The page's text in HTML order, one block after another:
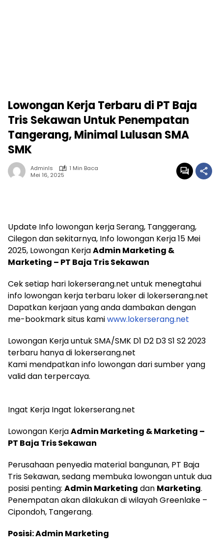
Lowongan Kerja Terbaru di PT Baja
Tris Sekawan Untuk Penempatan
Tangerang, Minimal Lulusan SMA
SMK
Adminls
1 Min Baca
Mei 16, 2025
Update Info lowongan kerja Serang, Tanggerang,
Cilegon dan sekitarnya, Info lowongan Kerja 15 Mei
2025, Lowongan KerjaAdmin Marketing &
Marketing – PT Baja Tris Sekawan
Cek setiap hari lokerserang.net untuk menegtahui
info lowongan kerja terbaru loker di lokerserang.net
Dapatkan kerjaan yang anda dambakan dengan
me-bookmark situs kamiwww.lokerserang.net
Lowongan Kerja untuk SMA/SMK D1 D2 D3 S1 S2 2023
terbaru hanya di lokerserang.net
Kami mendpatkan info lowongan dari sumber yang
valid dan terpercaya.
Ingat Kerja Ingat lokerserang.net
Lowongan KerjaAdmin Marketing & Marketing –
PT Baja Tris Sekawan
Perusahaan penyedia material bangunan, PT Baja
Tris Sekawan, sedang membuka lowongan untuk dua
posisi penting: Admin Marketing dan Marketing.
Penempatan akan dilakukan di wilayah Greenlake –
Cipondoh, Tangerang.
Posisi: Admin Marketing